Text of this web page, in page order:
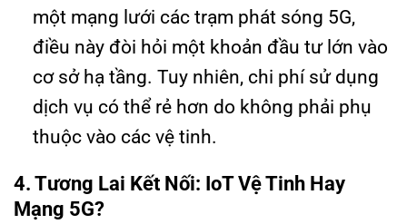
một mạng lưới các trạm phát sóng 5G,
điều này đòi hỏi một khoản đầu tư lớn vào
cơ sở hạ tầng. Tuy nhiên, chi phí sử dụng
dịch vụ có thể rẻ hơn do không phải phụ
thuộc vào các vệ tinh.
4. Tương Lai Kết Nối: IoT Vệ Tinh Hay
Mạng 5G?